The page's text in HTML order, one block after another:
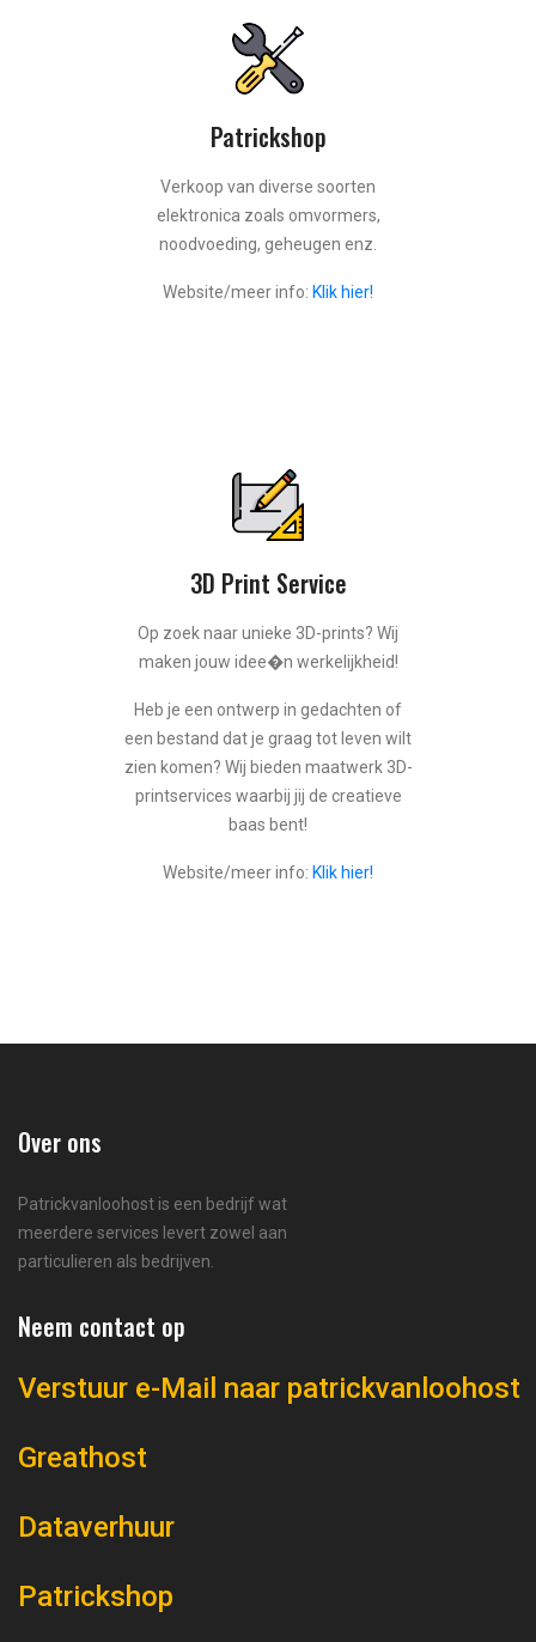
Patrickshop
Verkoop van diverse soorten
elektronica zoals omvormers,
noodvoeding, geheugen enz.
Website/meer info: Klik hier!
3D Print Service
Op zoek naar unieke 3D-prints? Wij
maken jouw idee�n werkelijkheid!
Heb je een ontwerp in gedachten of
een bestand dat je graag tot leven wilt
zien komen? Wij bieden maatwerk 3D-
printservices waarbij jij de creatieve
baas bent!
Website/meer info: Klik hier!
Over ons
Patrickvanloohost is een bedrijf wat
meerdere services levert zowel aan
particulieren als bedrijven.
Neem contact op
Verstuur e-Mail naar patrickvanloohost
Greathost
Dataverhuur
Patrickshop